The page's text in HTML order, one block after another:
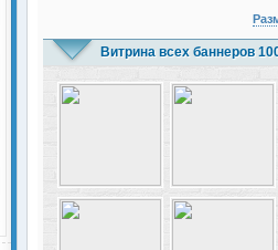
Витрина всех баннеров